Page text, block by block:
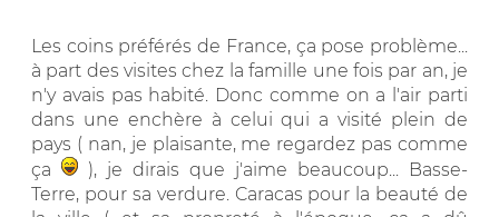
Les coins préférés de France, ça pose problème...
à part des visites chez la famille une fois par an, je
n'y avais pas habité. Donc comme on a l'air parti
dans une enchère à celui qui a visité plein de
pays ( nan, je plaisante, me regardez pas comme
ça
), je dirais que j'aime beaucoup... Basse-
Terre, pour sa verdure. Caracas pour la beauté de